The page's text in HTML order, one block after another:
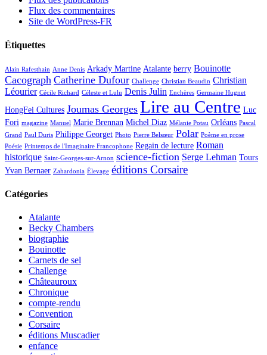
Flux des commentaires
Site de WordPress-FR
Étiquettes
Alain Rafesthain Anne Denis Arkady Martine Atalante berry Bouinotte
Cacograph Catherine Dufour Challenge Christian Beaudin Christian
Léourier Cécile Richard Céleste et Lulu Denis Julin Enchères Germaine Hugnet
HongFei Cultures Joumas Georges Lire au Centre Luc
Fori magazine Manuel Marie Brennan Michel Diaz Mélanie Potau Orléans Pascal
Grand Paul Duris Philippe Georget Photo Pierre Belsœur Polar Poème en prose
Poésie Printemps de l'Imaginaire Francophone Regain de lecture Roman
historique Saint-Georges-sur-Arnon science-fiction Serge Lehman Tours
Yvan Bernaer Zahardonia Élevage éditions Corsaire
Catégories
Atalante
Becky Chambers
biographie
Bouinotte
Carnets de sel
Challenge
Châteauroux
Chronique
compte-rendu
Convention
Corsaire
éditions Muscadier
enfance